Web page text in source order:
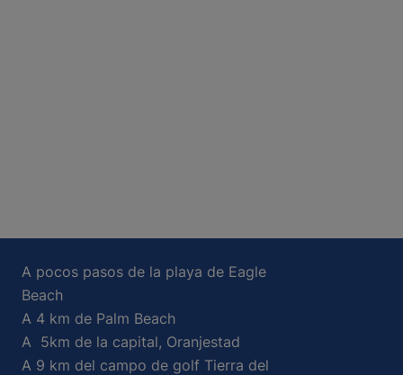
A pocos pasos de la playa de Eagle
Beach
A 4 km de Palm Beach
A 5km de la capital, Oranjestad
A 9 km del campo de golf Tierra del